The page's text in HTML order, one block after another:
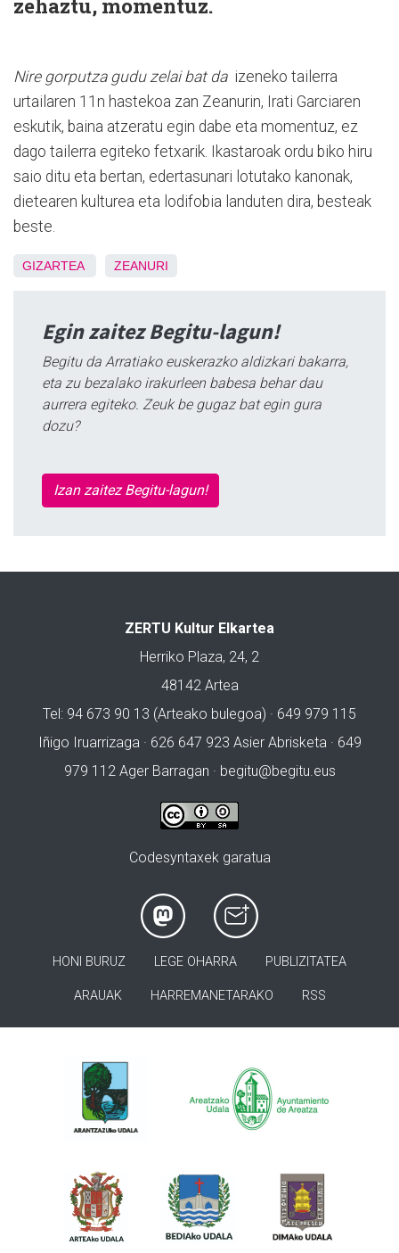
zehaztu, momentuz.
Nire gorputza gudu zelai bat daizeneko tailerra
urtailaren 11n hastekoa zan Zeanurin, Irati Garciaren
eskutik, baina atzeratu egin dabe eta momentuz, ez
dago tailerra egiteko fetxarik. Ikastaroak ordu biko hiru
saio ditu eta bertan, edertasunari lotutako kanonak,
dietearen kulturea eta lodifobia landuten dira, besteak
beste.
GIZARTEA ZEANURI
Egin zaitez Begitu-lagun!
Begitu da Arratiako euskerazko aldizkari bakarra,
eta zu bezalako irakurleen babesa behar dau
aurrera egiteko. Zeuk be gugaz bat egin gura
dozu?
Izan zaitez Begitu-lagun!
ZERTU Kultur Elkartea
Herriko Plaza, 24, 2
48142 Artea
Tel: 94 673 90 13 (Arteako bulegoa) · 649 979 115
Iñigo Iruarrizaga · 626 647 923 Asier Abrisketa · 649
979 112 Ager Barragan · begitu@begitu.eus
Codesyntaxek garatua
HONI BURUZ LEGE OHARRA PUBLIZITATEA
ARAUAK HARREMANETARAKO RSS